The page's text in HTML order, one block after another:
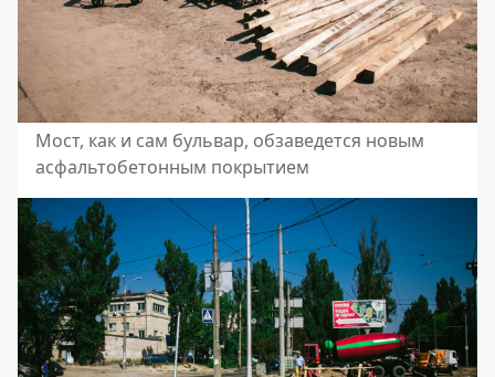
Мост, как и сам бульвар, обзаведется новым
асфальтобетонным покрытием